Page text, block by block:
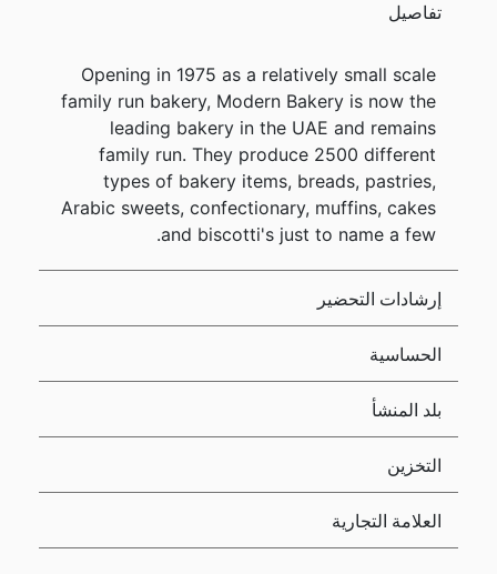
تفاصيل
Opening in 1975 as a relatively small scale
family run bakery, Modern Bakery is now the
leading bakery in the UAE and remains
family run. They produce 2500 different
types of bakery items, breads, pastries,
Arabic sweets, confectionary, muffins, cakes
and biscotti's just to name a few.
إرشادات التحضير
الحساسية
بلد المنشأ
التخزين
العلامة التجارية